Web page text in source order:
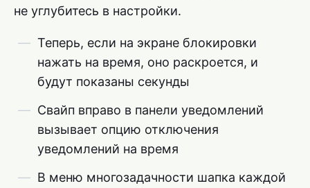
не углубитесь в настройки.
Теперь, если на экране блокировки
нажать на время, оно раскроется, и
будут показаны секунды
Свайп вправо в панели уведомлений
вызывает опцию отключения
уведомлений на время
В меню многозадачности шапка каждой